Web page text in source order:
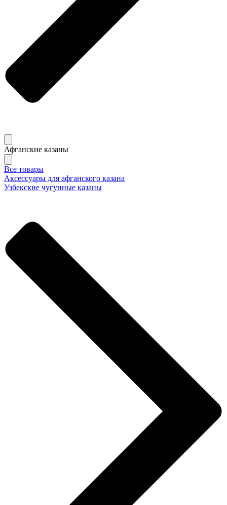
Афганские казаны
Все товары
Аксессуары для афганского казана
Узбекские чугунные казаны